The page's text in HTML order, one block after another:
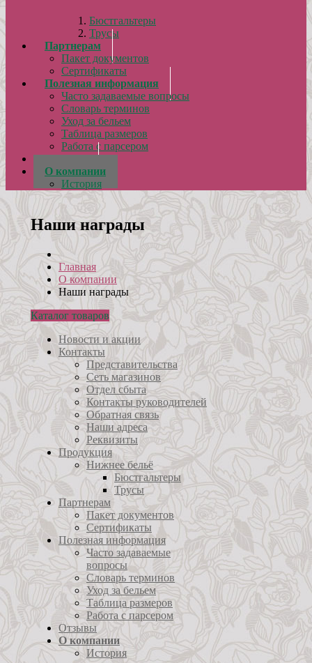
Бюстгальтеры
Трусы
Партнерам
Пакет документов
Сертификаты
Полезная информация
Часто задаваемые вопросы
Словарь терминов
Уход за бельем
Таблица размеров
Работа с парсером
О компании
История
Наши награды
Главная
О компании
Наши награды
Каталог товаров
Новости и акции
Контакты
Представительства
Сеть магазинов
Отдел сбыта
Контакты руководителей
Обратная связь
Наши адреса
Реквизиты
Продукция
Нижнее бельё
Бюстгальтеры
Трусы
Партнерам
Пакет документов
Сертификаты
Полезная информация
Часто задаваемые
вопросы
Словарь терминов
Уход за бельем
Таблица размеров
Работа с парсером
Отзывы
О компании
История